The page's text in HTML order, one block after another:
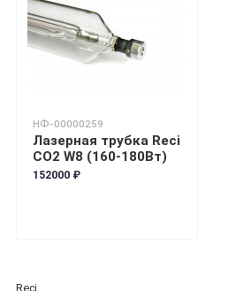
НФ-00000259
Лазерная трубка Reci
CO2 W8 (160-180Вт)
152000 ₽
Reci